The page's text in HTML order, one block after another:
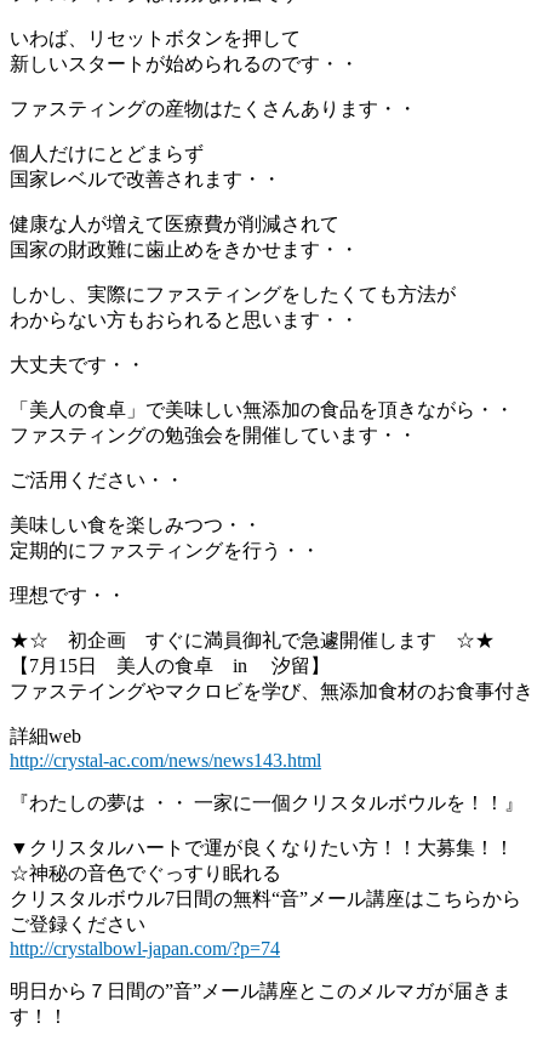
いわば、リセットボタンを押して
新しいスタートが始められるのです・・
ファスティングの産物はたくさんあります・・
個人だけにとどまらず
国家レベルで改善されます・・
健康な人が増えて医療費が削減されて
国家の財政難に歯止めをきかせます・・
しかし、実際にファスティングをしたくても方法が
わからない方もおられると思います・・
大丈夫です・・
「美人の食卓」で美味しい無添加の食品を頂きながら・・
ファスティングの勉強会を開催しています・・
ご活用ください・・
美味しい食を楽しみつつ・・
定期的にファスティングを行う・・
理想です・・
★☆ 初企画 すぐに満員御礼で急遽開催します ☆★
【7月15日 美人の食卓 in 汐留】
ファステイングやマクロビを学び、無添加食材のお食事付き
詳細web
http://crystal-ac.com/news/news143.html
『わたしの夢は ・・ 一家に一個クリスタルボウルを！！』
▼クリスタルハートで運が良くなりたい方！！大募集！！
☆神秘の音色でぐっすり眠れる
クリスタルボウル7日間の無料“音”メール講座はこちらから
ご登録ください
http://crystalbowl-japan.com/?p=74
明日から７日間の”音”メール講座とこのメルマガが届きま
す！！